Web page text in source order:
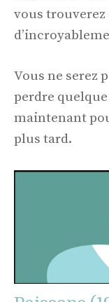
vous trouverez
Vous ne serez
perdre
maintenant
plus tard.